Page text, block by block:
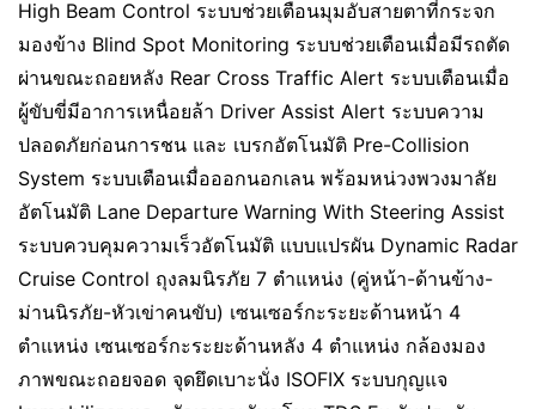
High Beam Control ระบบช่วยเตือนมุมอับสายตาที่กระจก
มองข้าง Blind Spot Monitoring ระบบช่วยเตือนเมื่อมีรถตัด
ผ่านขณะถอยหลัง Rear Cross Traffic Alert ระบบเตือนเมื่อ
ผู้ขับขี่มีอาการเหนื่อยล้า Driver Assist Alert ระบบความ
ปลอดภัยก่อนการชน และ เบรกอัตโนมัติ Pre-Collision
System ระบบเตือนเมื่อออกนอกเลน พร้อมหน่วงพวงมาลัย
อัตโนมัติ Lane Departure Warning With Steering Assist
ระบบควบคุมความเร็วอัตโนมัติ แบบแปรผัน Dynamic Radar
Cruise Control ถุงลมนิรภัย 7 ตำแหน่ง (คู่หน้า-ด้านข้าง-
ม่านนิรภัย-หัวเข่าคนขับ) เซนเซอร์กะระยะด้านหน้า 4
ตำแหน่ง เซนเซอร์กะระยะด้านหลัง 4 ตำแหน่ง กล้องมอง
ภาพขณะถอยจอด จุดยึดเบาะนั่ง ISOFIX ระบบกุญแจ